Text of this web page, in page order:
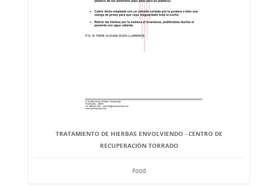
TRATAMIENTO DE HIERBAS ENVOLVIENDO - CENTRO DE
RECUPERACIÓN TORRADO
Food